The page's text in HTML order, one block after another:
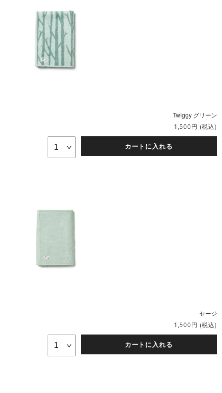
Twiggy グリーン
1,500円 (税込)
カートに入れる
セージ
1,500円 (税込)
カートに入れる